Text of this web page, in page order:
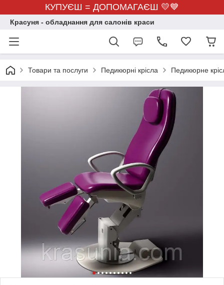
КУПУЄШ = ДОПОМАГАЄШ 💛💙
Красуня - обладнання для салонів краси
Товари та послуги Педикюрні крісла Педикюрне